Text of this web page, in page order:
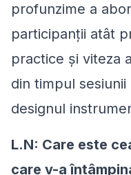
profunzime a
participanții atât
practice și viteza
din timpul
designul
L.N: Care este
care v-a